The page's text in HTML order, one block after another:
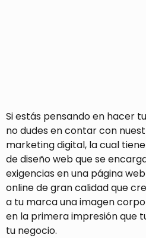
Si estás pensando en hacer
no dudes en contar con
marketing digital, la cual
de diseño web que se
exigencias en una página
online de gran calidad que
a tu marca una imagen
en la primera impresión que
tu negocio.